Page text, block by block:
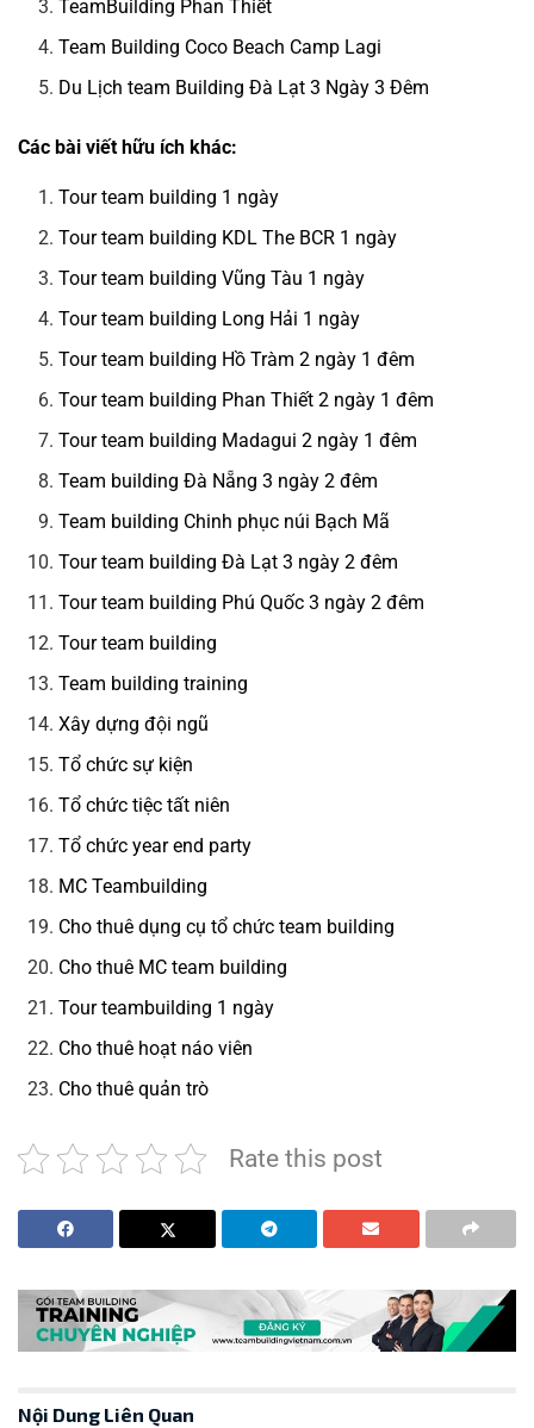
TeamBuilding Phan Thiết
Team Building Coco Beach Camp Lagi
Du Lịch team Building Đà Lạt 3 Ngày 3 Đêm
Các bài viết hữu ích khác:
Tour team building 1 ngày
Tour team building KDL The BCR 1 ngày
Tour team building Vũng Tàu 1 ngày
Tour team building Long Hải 1 ngày
Tour team building Hồ Tràm 2 ngày 1 đêm
Tour team building Phan Thiết 2 ngày 1 đêm
Tour team building Madagui 2 ngày 1 đêm
Team building Đà Nẵng 3 ngày 2 đêm
Team building Chinh phục núi Bạch Mã
Tour team building Đà Lạt 3 ngày 2 đêm
Tour team building Phú Quốc 3 ngày 2 đêm
Tour team building
Team building training
Xây dựng đội ngũ
Tổ chức sự kiện
Tổ chức tiệc tất niên
Tổ chức year end party
MC Teambuilding
Cho thuê dụng cụ tổ chức team building
Cho thuê MC team building
Tour teambuilding 1 ngày
Cho thuê hoạt náo viên
Cho thuê quản trò
Rate this post
Nội Dung Liên Quan